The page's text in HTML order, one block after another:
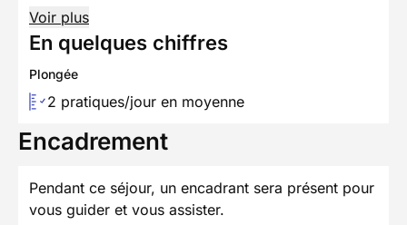
Voir plus
En quelques chiffres
Plongée
2 pratiques/jour en moyenne
Encadrement
Pendant ce séjour, un encadrant sera présent pour
vous guider et vous assister.